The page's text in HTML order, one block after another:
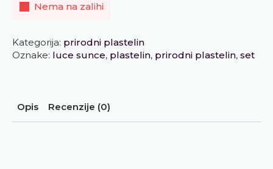
Nema na zalihi
Kategorija: prirodni plastelin
Oznake: luce sunce, plastelin, prirodni plastelin, set
Opis Recenzije (0)